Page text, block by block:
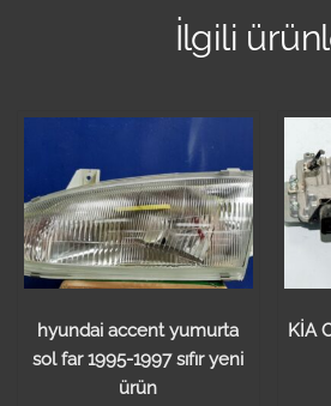
İlgili
hyundai accent yumurta
sol far 1995-1997 sıfır yeni
ürün
KİA